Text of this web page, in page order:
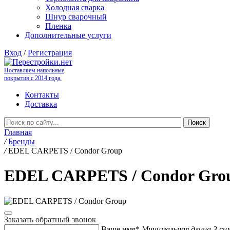
Холодная сварка
Шнур сварочный
Пленка
Дополнительные услуги
Вход /Регистрация
Поставляем напольные
покрытия с 2014 года.
Контакты
Доставка
Главная
/ Бренды
/ EDEL CARPETS / Condor Group
EDEL CARPETS / Condor
Заказать обратный звонок